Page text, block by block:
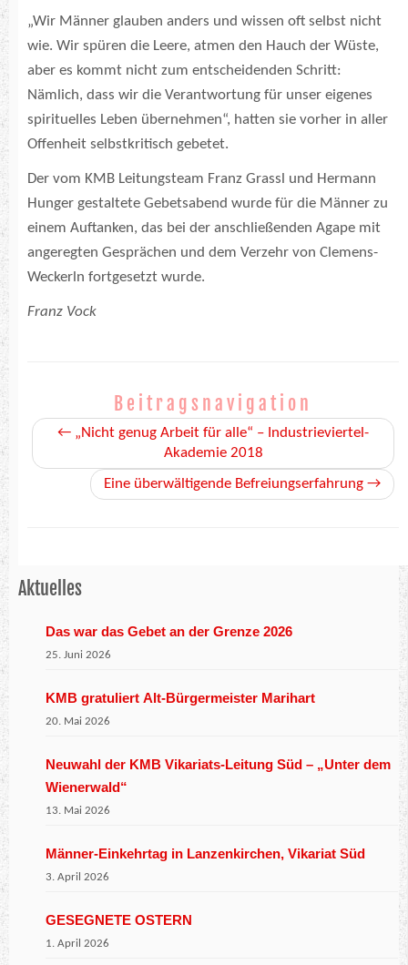
„Wir Männer glauben anders und wissen oft selbst nicht
wie. Wir spüren die Leere, atmen den Hauch der Wüste,
aber es kommt nicht zum entscheidenden Schritt:
Nämlich, dass wir die Verantwortung für unser eigenes
spirituelles Leben übernehmen“, hatten sie vorher in aller
Offenheit selbstkritisch gebetet.
Der vom KMB Leitungsteam Franz Grassl und Hermann
Hunger gestaltete Gebetsabend wurde für die Männer zu
einem Auftanken, das bei der anschließenden Agape mit
angeregten Gesprächen und dem Verzehr von Clemens-
Weckerln fortgesetzt wurde.
Franz Vock
Beitragsnavigation
← „Nicht genug Arbeit für alle“ – Industrieviertel-
Akademie 2018
Eine überwältigende Befreiungserfahrung →
Aktuelles
Das war das Gebet an der Grenze 2026
25. Juni 2026
KMB gratuliert Alt-Bürgermeister Marihart
20. Mai 2026
Neuwahl der KMB Vikariats-Leitung Süd – „Unter dem
Wienerwald“
13. Mai 2026
Männer-Einkehrtag in Lanzenkirchen, Vikariat Süd
3. April 2026
GESEGNETE OSTERN
1. April 2026